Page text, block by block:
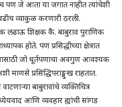
पण जे आता या जगात नाहीत त्यांचेशी
व्याकुळ करणारी ठरली.
लढाऊ शिक्षक कै. बाबुराव पुराणिक
होते. पण प्रसिद्धीच्या क्षेत्रात
जो धूर्तपणाचा अवगुण आवश्यक
माणसे प्रसिद्धिपराङ्मुख राहतात.
बाबुरावांचे व्यक्तिचित्र
आणि व्यवहार ह्यांची सांगड